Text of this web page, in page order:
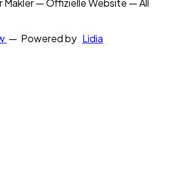
— Offizielle Website — All
— Powered by Lidia